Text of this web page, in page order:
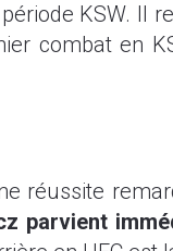
KSW. Il
combat en
réussite
parvient